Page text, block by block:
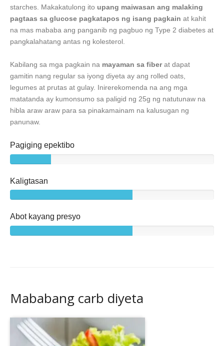
starches. Makakatulong ito upang maiwasan ang malaking
pagtaas sa glucose pagkatapos ng isang pagkain at kahit
na mas mababa ang panganib ng pagbuo ng Type 2 diabetes at
pangkalahatang antas ng kolesterol.
Kabilang sa mga pagkain na mayaman sa fiberat dapat
gamitin nang regular sa iyong diyeta ay ang rolled oats,
legumes at prutas at gulay. Inirerekomenda na ang mga
matatanda ay kumonsumo sa paligid ng 25g ng natutunaw na
hibla araw araw para sa pinakamainam na kalusugan ng
panunaw.
Pagiging epektibo
Kaligtasan
Abot kayang presyo
Mababang carb diyeta